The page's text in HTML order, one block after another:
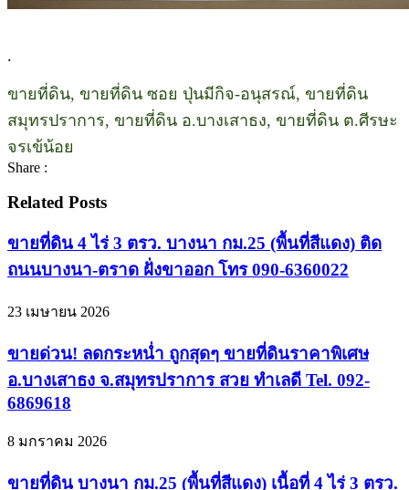
.
ขายที่ดิน, ขายที่ดิน ซอย ปุ่นมีกิจ-อนุสรณ์, ขายที่ดิน
สมุทรปราการ, ขายที่ดิน อ.บางเสาธง, ขายที่ดิน ต.ศีรษะ
จรเข้น้อย
Share :
Related Posts
ขายที่ดิน 4 ไร่ 3 ตรว. บางนา กม.25 (พื้นที่สีแดง) ติด
ถนนบางนา-ตราด ฝั่งขาออก โทร 090-6360022
23 เมษายน 2026
ขายด่วน! ลดกระหน่ำ ถูกสุดๆ ขายที่ดินราคาพิเศษ
อ.บางเสาธง จ.สมุทรปราการ สวย ทำเลดี Tel. 092-
6869618
8 มกราคม 2026
ขายที่ดิน บางนา กม.25 (พื้นที่สีแดง) เนื้อที่ 4 ไร่ 3 ตรว.